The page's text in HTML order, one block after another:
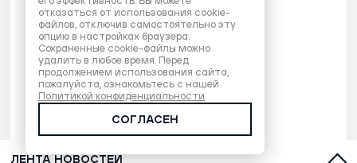
ЛЕНТА НОВОСТЕЙ
отказаться от использования cookie-
файлов, отключив самостоятельно эту
опцию в настройках браузера.
Сохраненные cookie-файлы можно
удалить в любое время. Перед
продолжением использования сайта,
пожалуйста, ознакомьтесь с нашей
Политикой конфиденциальности.
СОГЛАСЕН